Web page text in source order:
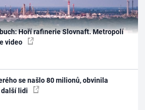
Hoří rafinerie Slovnaft. Metropolí
video
se našlo 80 milionů, obvinila
další lidi